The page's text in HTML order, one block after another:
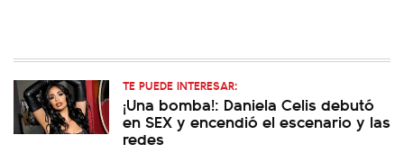
TE PUEDE INTERESAR:
¡Una bomba!: Daniela Celis debutó
en SEX y encendió el escenario y las
redes